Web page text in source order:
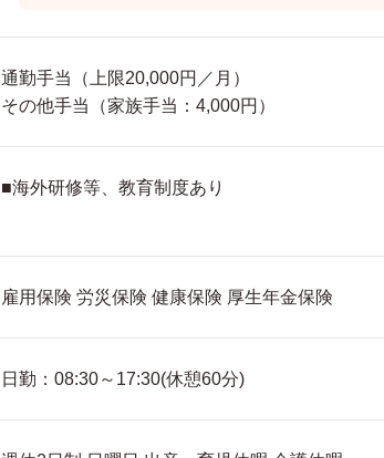
通勤手当（上限20,000円／月）
その他手当（家族手当：4,000円）
■海外研修等、教育制度あり
雇用保険 労災保険 健康保険 厚生年金保険
日勤：08:30～17:30(休憩60分)